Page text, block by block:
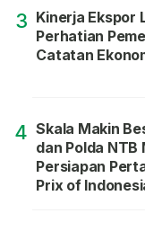
3 Kinerja Ekspor
Perhatian
Catatan
4 Skala Makin
dan Polda
Persiapan
Prix of